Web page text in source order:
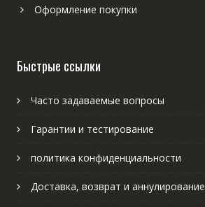
Оформление покупки
Быстрые ссылки
Часто задаваемые вопросы
Гарантии и тестирование
политика конфиденциальности
Доставка, возврат и аннулирование